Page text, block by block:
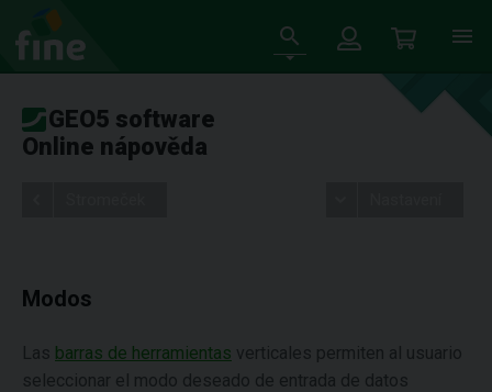
GEO5 software
Online nápověda
Modos
Las barras de herramientas verticales permiten al usuario
seleccionar el modo deseado de entrada de datos